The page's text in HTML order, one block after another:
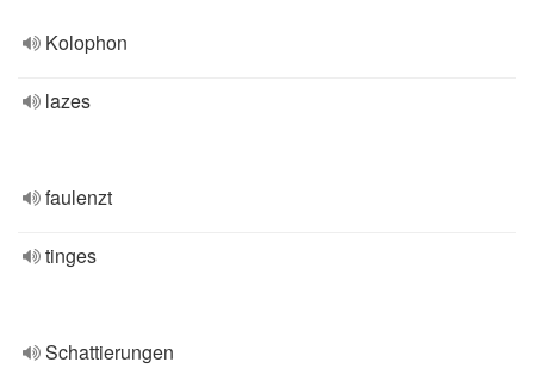
Kolophon
lazes
faulenzt
tinges
Schattierungen